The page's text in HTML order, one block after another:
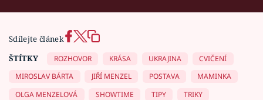
Sdílejte článek
ŠTÍTKY
ROZHOVOR KRÁSA UKRAJINA
CVIČENÍ
MIROSLAV BÁRTA
JIŘÍ MENZEL POSTAVA
MAMINKA
OLGA MENZELOVÁ
SHOWTIME TIPY
TRIKY